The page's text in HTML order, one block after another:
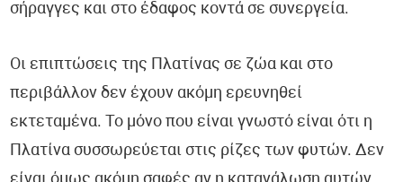
σήραγγες και στο έδαφος κοντά σε συνεργεία.
Οι επιπτώσεις της Πλατίνας σε ζώα και στο
περιβάλλον δεν έχουν ακόμη ερευνηθεί
εκτεταμένα. Το μόνο που είναι γνωστό είναι ότι η
Πλατίνα συσσωρεύεται στις ρίζες των φυτών. Δεν